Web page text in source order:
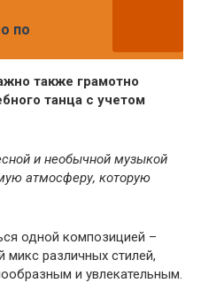
по
также грамотно
танца с учетом
и необычной музыкой
атмосферу, которую
одной композицией –
различных стилей,
и увлекательным.